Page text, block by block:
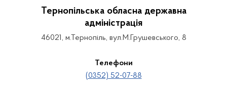
Тернопільська обласна державна
адміністрація
46021, м.Тернопіль, вул.М.Грушевського, 8
Телефони
(0352) 52-07-88